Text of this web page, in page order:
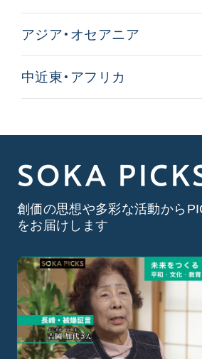
アジア・オセアニア
中近東・アフリカ
SOKA
創価の思想や多彩な活動から
をお届けします